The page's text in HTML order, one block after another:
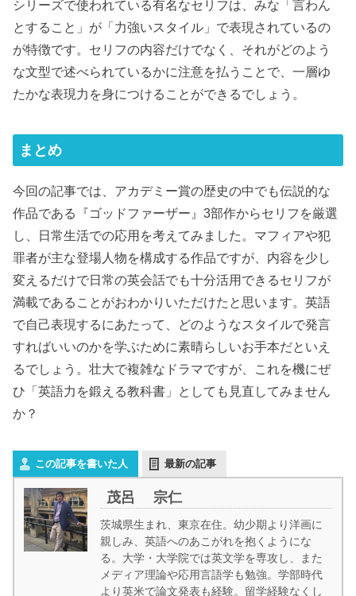
シリーズで使われている有名なセリフは、みな「言わん
とすること」が「力強いスタイル」で表現されているの
が特徴です。セリフの内容だけでなく、それがどのよう
な文型で述べられているかに注意を払うことで、一層ゆ
たかな表現力を身につけることができるでしょう。
まとめ
今回の記事では、アカデミー賞の歴史の中でも伝説的な
作品である『ゴッドファーザー』3部作からセリフを厳選
し、日常生活での応用を考えてみました。マフィアや犯
罪者が主な登場人物を構成する作品ですが、内容を少し
変えるだけで日常の英会話でも十分活用できるセリフが
満載であることがおわかりいただけたと思います。英語
で自己表現するにあたって、どのようなスタイルで発言
すればいいのかを学ぶために素晴らしいお手本だといえ
るでしょう。壮大で複雑なドラマですが、これを機にぜ
ひ「英語力を鍛える教科書」としても見直してみません
か？
この記事を書いた人 最新の記事
茂呂 宗仁
茨城県生まれ、東京在住。幼少期より洋画に
親しみ、英語へのあこがれを抱くようにな
る。大学・大学院では英文学を専攻し、また
メディア理論や応用言語学も勉強。学部時代
より英米で論文発表も経験。留学経験なくし